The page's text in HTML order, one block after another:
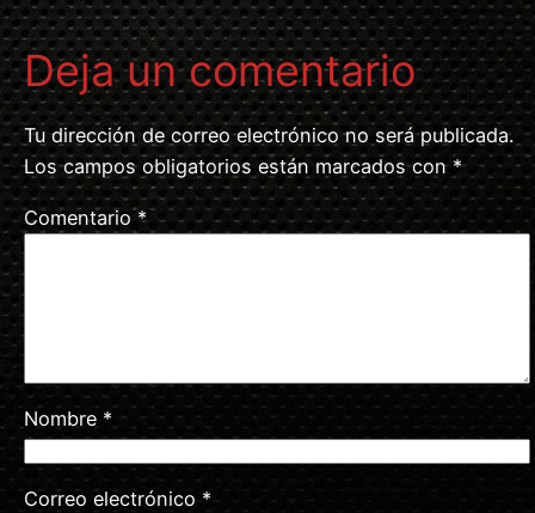
Deja un comentario
Tu dirección de correo electrónico no será publicada.
Los campos obligatorios están marcados con *
Comentario*
Nombre *
Correo electrónico *